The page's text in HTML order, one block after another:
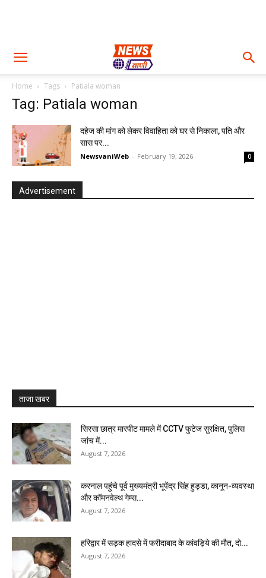
Home Tags Patiala woman
Tag: Patiala woman
दहेज की मांग को लेकर विवाहिता को घर से निकाला, पति और
सास पर...
NewsvaniWeb - February 19, 2026 0
Advertisement
ताजा खबर
सिरसा छात्र मारपीट मामले में CCTV फुटेज सुरक्षित, पुलिस
जांच में...
August 7, 2026
करनाल पहुंचे पूर्व मुख्यमंत्री भूपेंद्र सिंह हुड्डा, कानून-व्यवस्था
और कॉमनवेल्थ गेम्स...
August 7, 2026
हरिद्वार में सड़क हादसे में फरीदाबाद के कांवड़िये की मौत, दो...
August 7, 2026